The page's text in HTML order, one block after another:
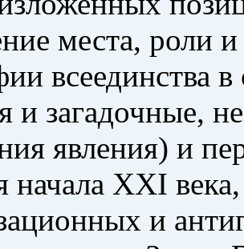
места, роли
всеединства
и загадочные,
явления) и
начала XXI
и